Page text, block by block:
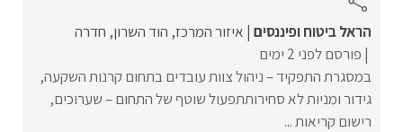
הראל ביטוח ופיננסים איזור המרכז הוד השרון חדרה
פורסם לפני 2 ימים
במסגרת התפקיד – ניהול צוות עובדים בתחום קרנות השקעה,
גידור ומניות לא סחירותתפעול שוטף של התחום – שערוכים,
רישום קריאות ...